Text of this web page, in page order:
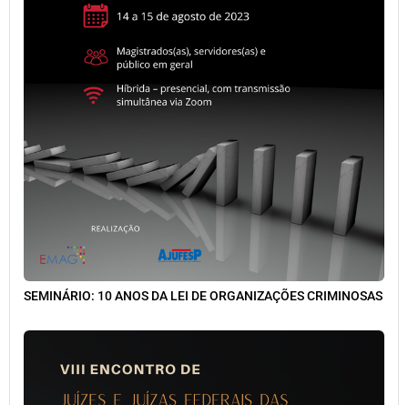
SEMINÁRIO: 10 ANOS DA LEI DE ORGANIZAÇÕES CRIMINOSAS